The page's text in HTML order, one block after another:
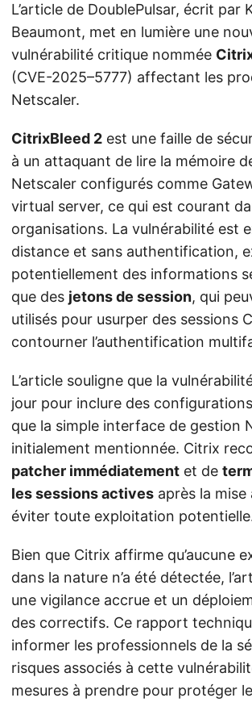
L’article de DoublePulsar, écrit par
Beaumont, met en lumière une
vulnérabilité critique nommée
(CVE-2025–5777) affectant les
Netscaler.
CitrixBleed 2 est une faille de
à un attaquant de lire la mémoire
Netscaler configurés comme
virtual server, ce qui est courant
organisations. La vulnérabilité est
distance et sans authentification,
potentiellement des informations
que des jetons de session, qui
utilisés pour usurper des sessions
contourner l’authentification
L’article souligne que la
jour pour inclure des
que la simple interface de gestion
initialement mentionnée. Citrix
patcher immédiatement et de
les sessions actives après la
éviter toute exploitation
Bien que Citrix affirme qu’aucune
dans la nature n’a été détectée,
une vigilance accrue et un
des correctifs. Ce rapport
informer les professionnels de la
risques associés à cette
mesures à prendre pour protéger